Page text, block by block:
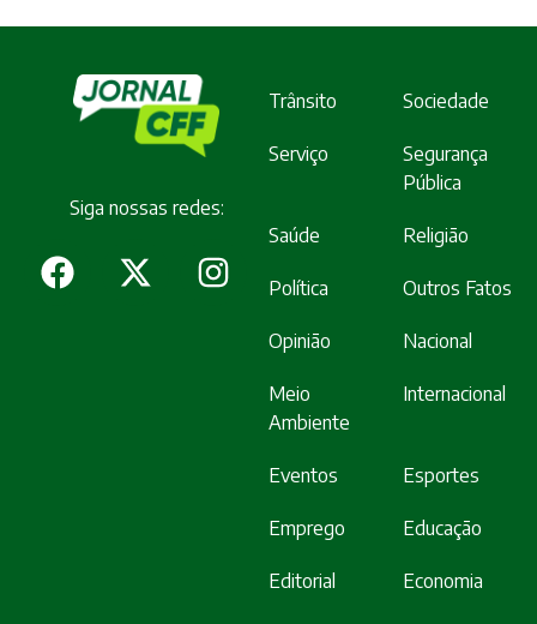
Siga nossas redes:
Trânsito Sociedade
Serviço
Segurança
Pública
Saúde Religião
Política Outros Fatos
Opinião Nacional
Meio
Ambiente
Internacional
Eventos Esportes
Emprego Educação
Editorial Economia